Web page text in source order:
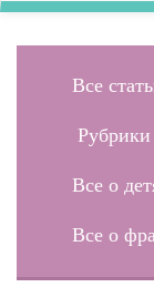
Все
Рубрики
Все о
Все о